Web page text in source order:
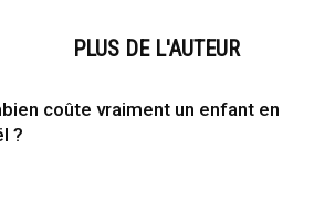
PLUS DE L'AUTEUR
coûte vraiment un enfant en
?